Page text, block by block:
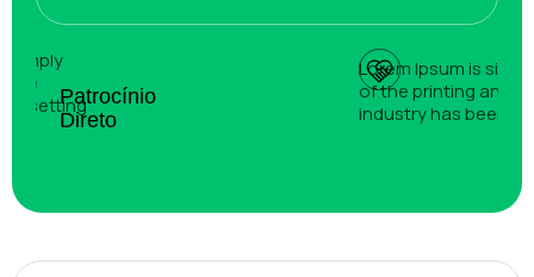
simply
the
settingPatrocínio
Direto
Lorem Ipsum is
of the printing and
industry has been.